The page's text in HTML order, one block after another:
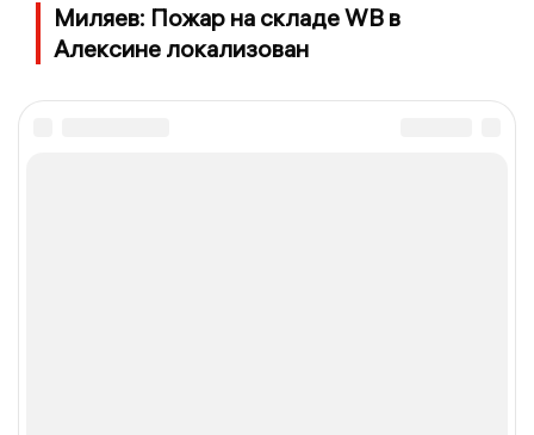
Миляев: Пожар на складе WB в
Алексине локализован